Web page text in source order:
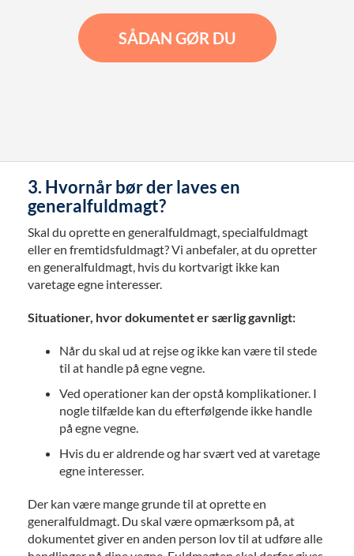
SÅDAN GØR DU
3. Hvornår bør der laves en
generalfuldmagt?
Skal du oprette en generalfuldmagt, specialfuldmagt
eller en fremtidsfuldmagt? Vi anbefaler, at du opretter
en generalfuldmagt, hvis du kortvarigt ikke kan
varetage egne interesser.
Situationer, hvor dokumentet er særlig gavnligt:
Når du skal ud at rejse og ikke kan være til stede
til at handle på egne vegne.
Ved operationer kan der opstå komplikationer. I
nogle tilfælde kan du efterfølgende ikke handle
på egne vegne.
Hvis du er aldrende og har svært ved at varetage
egne interesser.
Der kan være mange grunde til at oprette en
generalfuldmagt. Du skal være opmærksom på, at
dokumentet giver en anden person lov til at udføre alle